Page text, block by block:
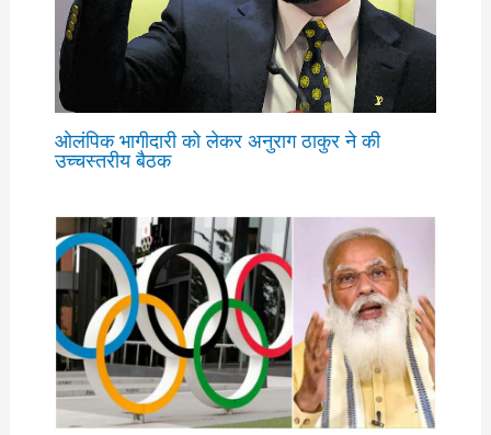
ओलंपिक भागीदारी को लेकर अनुराग ठाकुर ने की
उच्चस्तरीय बैठक